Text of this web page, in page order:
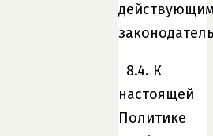
8.4. К
настоящей
Политике